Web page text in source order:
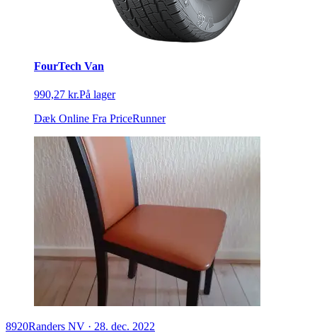
FourTech Van
990,27 kr.På lager
Dæk Online Fra PriceRunner
8920Randers NV · 28. dec. 2022